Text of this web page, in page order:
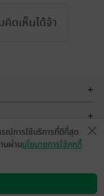
ดเห็นได้จ้า
+
+
ธีการใช้งาน ติดต่อเรา
ณ์การใช้บริการที่ดีที่สุด
นผ่านนโยบายการใช้คุกกี้